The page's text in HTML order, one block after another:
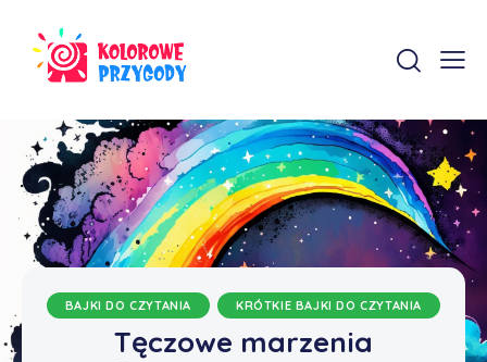
BAJKI DO CZYTANIA KRÓTKIE BAJKI DO CZYTANIA
Tęczowe marzenia